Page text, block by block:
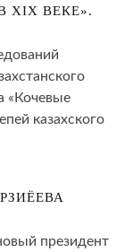
XIX ВЕКЕ».
«Кочевые
казахского
президент